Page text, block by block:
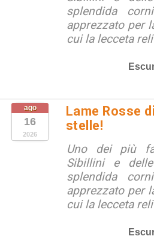
splendida
apprezzato per
cui la lecceta
ago
16
2026
Lame Rosse
stelle!
Uno dei più
Sibillini e
splendida
apprezzato per
cui la lecceta